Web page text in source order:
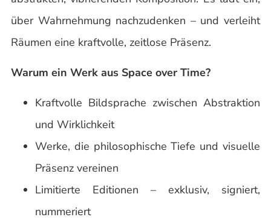
über Wahrnehmung nachzudenken – und verleiht
Räumen eine kraftvolle, zeitlose Präsenz.
Warum ein Werk aus Space over Time?
Kraftvolle Bildsprache zwischen Abstraktion
und Wirklichkeit
Werke, die philosophische Tiefe und visuelle
Präsenz vereinen
Limitierte Editionen – exklusiv, signiert,
nummeriert